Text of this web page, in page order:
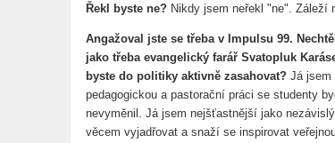
Řekl byste ne? Nikdy jsem neřekl "ne". Záleží
Angažoval jste se třeba v Impulsu 99.
jako třeba evangelický farář Svatopluk
byste do politiky aktivně zasahovat? Já jsem
pedagogickou a pastorační práci se studenty
nevyměnil. Já jsem nejšťastnější jako
věcem vyjadřovat a snaží se inspirovat